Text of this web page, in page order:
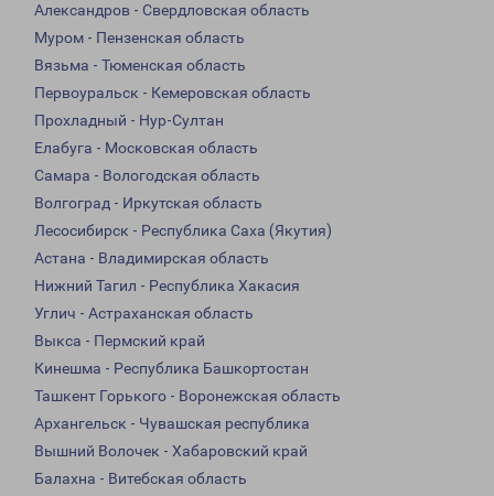
Александров - Свердловская область
Муром - Пензенская область
Вязьма - Тюменская область
Первоуральск - Кемеровская область
Прохладный - Нур-Султан
Елабуга - Московская область
Самара - Вологодская область
Волгоград - Иркутская область
Лесосибирск - Республика Саха (Якутия)
Астана - Владимирская область
Нижний Тагил - Республика Хакасия
Углич - Астраханская область
Выкса - Пермский край
Кинешма - Республика Башкортостан
Ташкент Горького - Воронежская область
Архангельск - Чувашская республика
Вышний Волочек - Хабаровский край
Балахна - Витебская область